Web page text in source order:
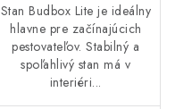
Stan Budbox Lite je ideálny
hlavne pre začínajúcich
pestovateľov. Stabilný a
spoľahlivý stan má v
interiéri...